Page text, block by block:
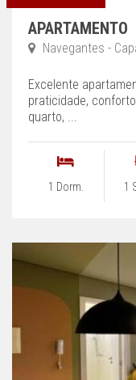
APARTAMENTO
Navegantes -
Excelente
praticidade,
quarto, ...
1 Dorm. 1